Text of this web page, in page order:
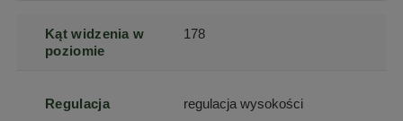
Kąt widzenia w
poziomie
178
Regulacja
regulacja wysokości